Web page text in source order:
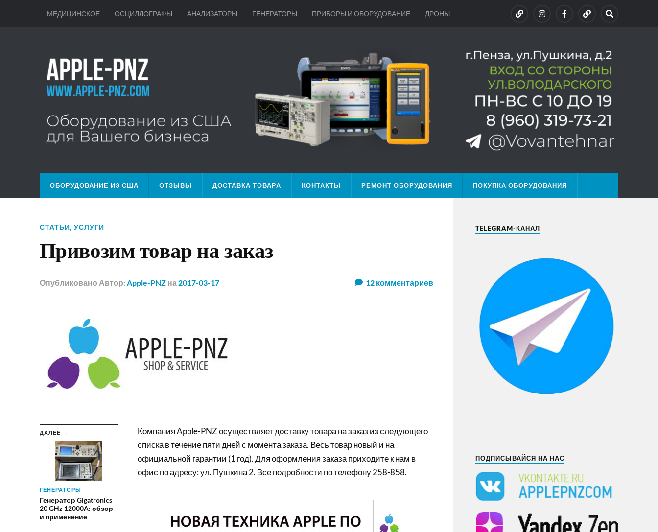
МЕДИЦИНСКОЕ ОСЦИЛЛОГРАФЫ АНАЛИЗАТОРЫ ГЕНЕРАТОРЫ ПРИБОРЫ И ОБОРУДОВАНИЕ ДРОНЫ
ОБОРУДОВАНИЕ ИЗ США ОТЗЫВЫ ДОСТАВКА ТОВАРА КОНТАКТЫ РЕМОНТ ОБОРУДОВАНИЯ ПОКУПКА ОБОРУДОВАНИЯ
СТАТЬИ, УСЛУГИ
Привозим товар на заказ
Опубликовано Автор: Apple-PNZ на 2017-03-17 12комментариев
ДАЛЕЕ →
ГЕНЕРАТОРЫ
Генератор Gigatronics
20 GHz 12000A: обзор
и применение
Компания Apple-PNZ осуществляет доставку товара на заказ из следующего
списка в течение пяти дней с момента заказа. Весь товар новый и на
официальной гарантии (1 год). Для оформления заказа приходите к нам в
офис по адресу: ул. Пушкина 2. Все подробности по телефону 258-858.
TELEGRAM-КАНАЛ
ПОДПИСЫВАЙСЯ НА НАС